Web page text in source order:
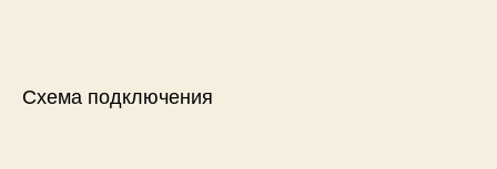
Схема подключения